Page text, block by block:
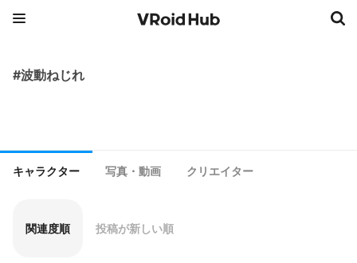
#波動ねじれ
キャラクター 写真・動画 クリエイター
関連度順 投稿が新しい順